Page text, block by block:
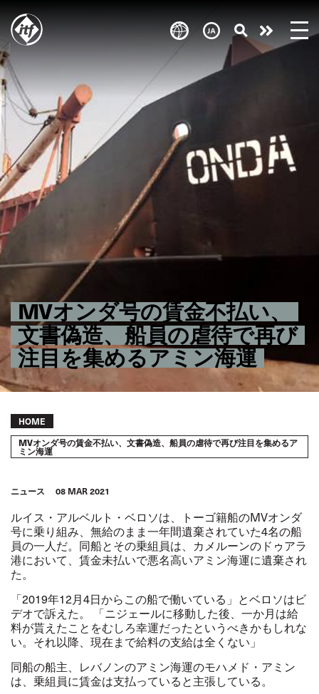
main
content
MVオンダ号の賃金不払い、
文書偽造、船員の虐待で再び
注目を集めるアミン海運
Take
action
Breadcrumb
HOME
MVオンダ号の賃金不払い、文書偽造、船員の虐待で再び注目を集めるア
ミン海運
ニュース 08 MAR 2021
ルイス・アルベルト・ベロソは、トーゴ籍船のMVオンダ
号に乗り組み、無給のまま一年間遺棄されていた4名の船
員の一人だ。同船とその乗組員は、カメルーンのドゥアラ
港において、賃金未払いで悪名高いアミン海運に遺棄され
た。
「2019年12月4日からこの船で働いている」とベロソはビ
デオで訴えた。 「ニジェールに移動した後、一か月は給
料が貰えたことをむしろ幸運だったというべきかもしれな
い。それ以降、現在まで給料の支給は全くない」
同船の船主、レバノンのアミン海運のモハメド・アミン
は、乗組員に賃金は支払っていると主張している。